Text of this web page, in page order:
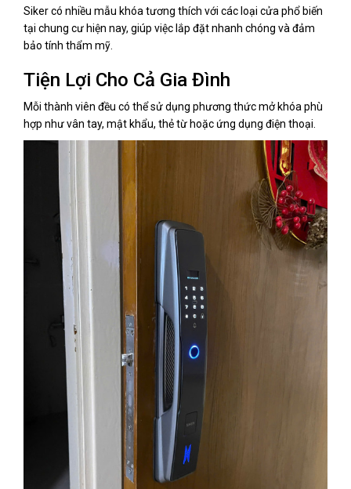
Siker có nhiều mẫu khóa tương thích với các loại cửa phổ biến
tại chung cư hiện nay, giúp việc lắp đặt nhanh chóng và đảm
bảo tính thẩm mỹ.
Tiện Lợi Cho Cả Gia Đình
Mỗi thành viên đều có thể sử dụng phương thức mở khóa phù
hợp như vân tay, mật khẩu, thẻ từ hoặc ứng dụng điện thoại.